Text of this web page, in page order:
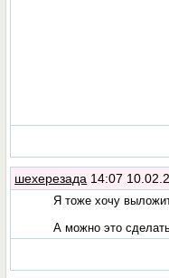
шехерезада 14:07
Я тоже хочу
А можно это